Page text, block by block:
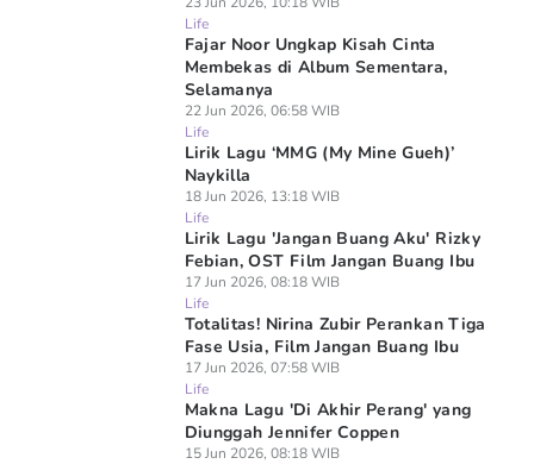
Life
Fajar Noor Ungkap Kisah Cinta
Membekas di Album Sementara,
Selamanya
22 Jun 2026, 06:58 WIB
Life
Lirik Lagu ‘MMG (My Mine Gueh)’
Naykilla
18 Jun 2026, 13:18 WIB
Life
Lirik Lagu 'Jangan Buang Aku' Rizky
Febian, OST Film Jangan Buang Ibu
17 Jun 2026, 08:18 WIB
Life
Totalitas! Nirina Zubir Perankan Tiga
Fase Usia, Film Jangan Buang Ibu
17 Jun 2026, 07:58 WIB
Life
Makna Lagu 'Di Akhir Perang' yang
Diunggah Jennifer Coppen
15 Jun 2026, 08:18 WIB